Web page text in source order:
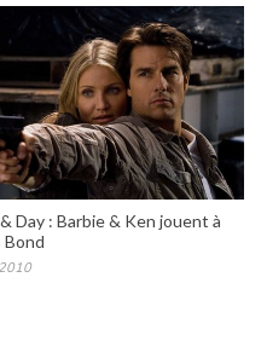
Day : Barbie & Ken jouent à
Bond